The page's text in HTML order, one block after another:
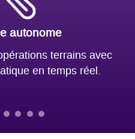
à distance
en temps réel
d’experts.